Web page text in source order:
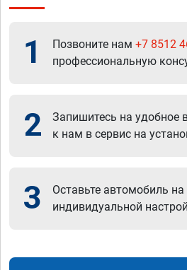
1 Позвоните нам +7 8512
профессиональную
2
Запишитесь на удобное
к нам в сервис на
3
Оставьте автомобиль
индивидуальной